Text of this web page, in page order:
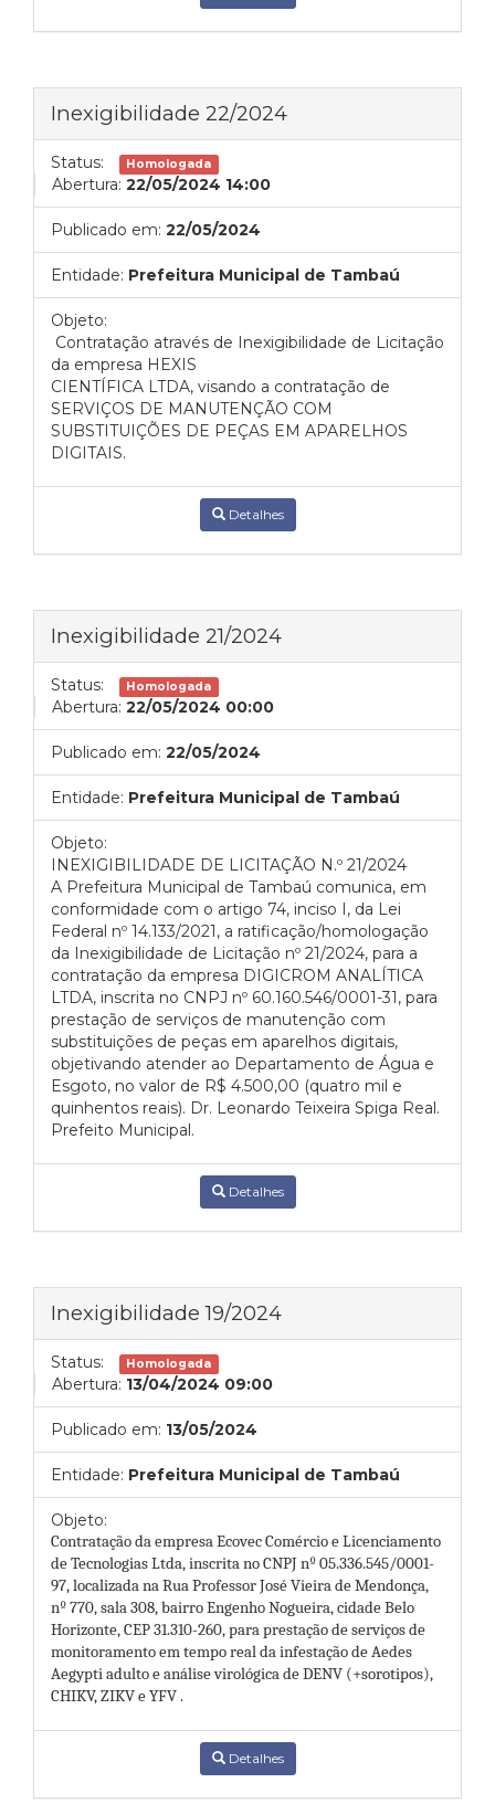
Inexigibilidade 22/2024
Status: Homologada
Abertura: 22/05/2024 14:00
Publicado em: 22/05/2024
Entidade: Prefeitura Municipal de Tambaú
Objeto:
Contratação através de Inexigibilidade de Licitação
da empresa HEXIS
CIENTÍFICA LTDA, visando a contratação de
SERVIÇOS DE MANUTENÇÃO COM
SUBSTITUIÇÕES DE PEÇAS EM APARELHOS
DIGITAIS.
Detalhes
Inexigibilidade 21/2024
Status: Homologada
Abertura: 22/05/2024 00:00
Publicado em: 22/05/2024
Entidade: Prefeitura Municipal de Tambaú
Objeto:
INEXIGIBILIDADE DE LICITAÇÃO N.º 21/2024
A Prefeitura Municipal de Tambaú comunica, em
conformidade com o artigo 74, inciso I, da Lei
Federal nº 14.133/2021, a ratificação/homologação
da Inexigibilidade de Licitação nº 21/2024, para a
contratação da empresa DIGICROM ANALÍTICA
LTDA, inscrita no CNPJ nº 60.160.546/0001-31, para
prestação de serviços de manutenção com
substituições de peças em aparelhos digitais,
objetivando atender ao Departamento de Água e
Esgoto, no valor de R$ 4.500,00 (quatro mil e
quinhentos reais). Dr. Leonardo Teixeira Spiga Real.
Prefeito Municipal.
Detalhes
Inexigibilidade 19/2024
Status: Homologada
Abertura: 13/04/2024 09:00
Publicado em: 13/05/2024
Entidade: Prefeitura Municipal de Tambaú
Objeto:
Contratação da empresa Ecovec Comércio e Licenciamento
de Tecnologias Ltda, inscrita no CNPJ nº 05.336.545/0001-
97, localizada na Rua Professor José Vieira de Mendonça,
nº 770, sala 308, bairro Engenho Nogueira, cidade Belo
Horizonte, CEP 31.310-260, para prestação de serviços de
monitoramento em tempo real da infestação de Aedes
Aegypti adulto e análise virológica de DENV (+sorotipos),
CHIKV, ZIKV e YFV .
Detalhes